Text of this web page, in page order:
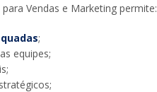
Vendas e Marketing permite:
;
equipes;